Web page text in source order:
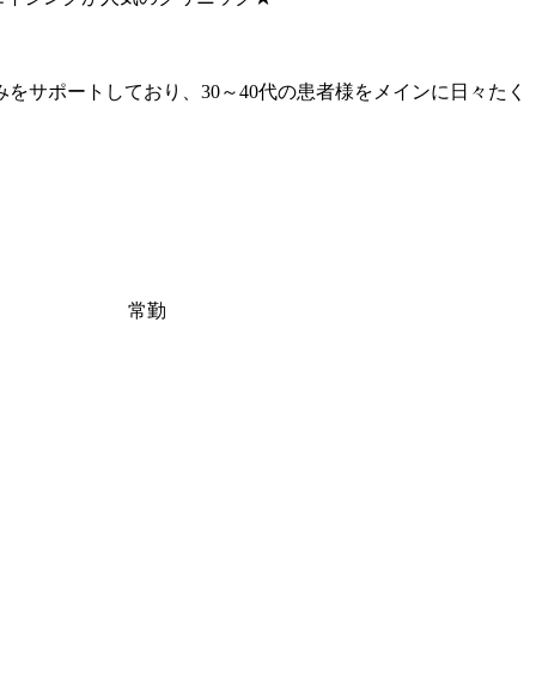
サポートしており、30～40代の患者様をメインに日々たく
常勤